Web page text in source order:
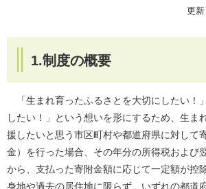
更
1.制度の概要
「生まれ育ったふるさとを大切にしたい！
したい！」という想いを形にするため、生ま
援したいと思う市区町村や都道府県に対して
金）を行った場合、その年分の所得税および
から、支払った寄附金額に応じて一定額が控
身地や過去の居住地に限らず、いずれの都道